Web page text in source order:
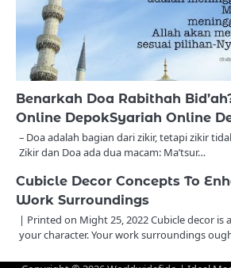
Benarkah Doa Rabithah
Online DepokSyariah Online
– Doa adalah bagian dari zikir, tetapi zikir
Zikir dan Doa ada dua macam: Ma’tsur…
Cubicle Decor Concepts To
Work Surroundings
| Printed on Might 25, 2022 Cubicle decor is
your character. Your work surroundings